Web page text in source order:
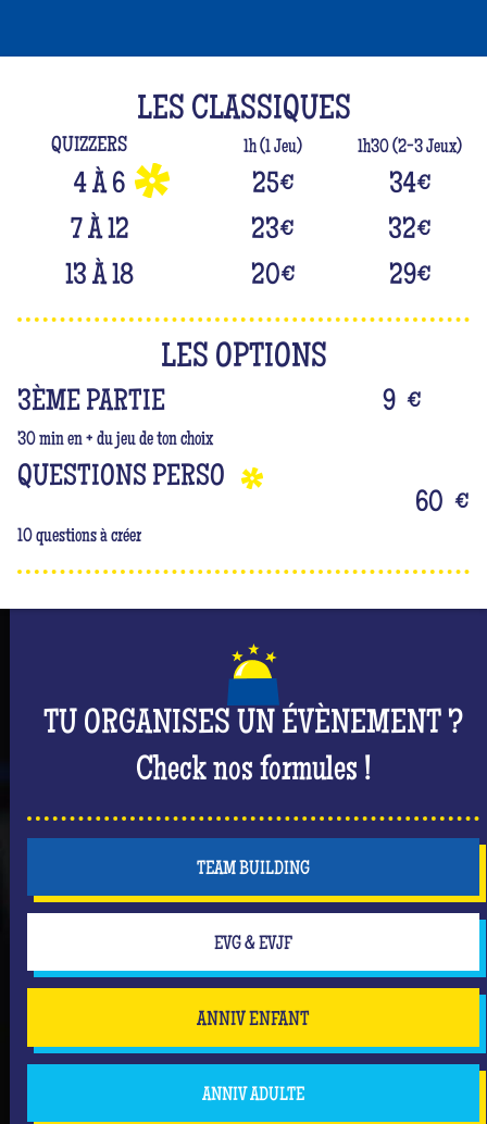
LES CLASSIQUES
QUIZZERS 1h (1 Jeu) 1h30 (2-3 Jeux)
4 À 6 25€ 34€
7 À 12
23€ 32€
13 À 18
20€ 29€
LES OPTIONS
3ÈME PARTIE
30 min en + du jeu de ton choix
9 €
QUESTIONS PERSO
10 questions à créer
60 €
TU ORGANISES UN ÉVÈNEMENT ?
Check nos formules !
TEAM BUILDING
EVG & EVJF
ANNIV ENFANT
ANNIV ADULTE